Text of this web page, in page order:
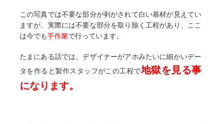
この写真では不要な部分が剥がされて白い基材が見えてい
ますが、実際には不要な部分を取り除く工程があり、ここ
は今でも手作業で行っています。
たまにある話では、デザイナーがアホみたいに細かいデー
タを作ると製作スタッフがこの工程で地獄を見る事
になります。